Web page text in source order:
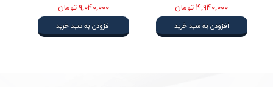
۹,۰۴۰,۰۰۰ تومان
افزودن به سبد خرید
۴,۹۴۰,۰۰۰ تومان
افزودن به سبد خرید